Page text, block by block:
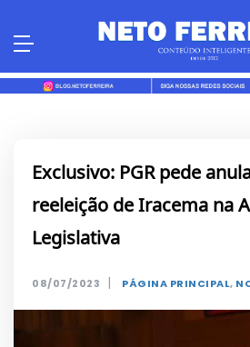
Exclusivo: PGR pede
reeleição de Iracema na
Legislativa
08/07/2023 | PÁGINA PRINCIPAL,